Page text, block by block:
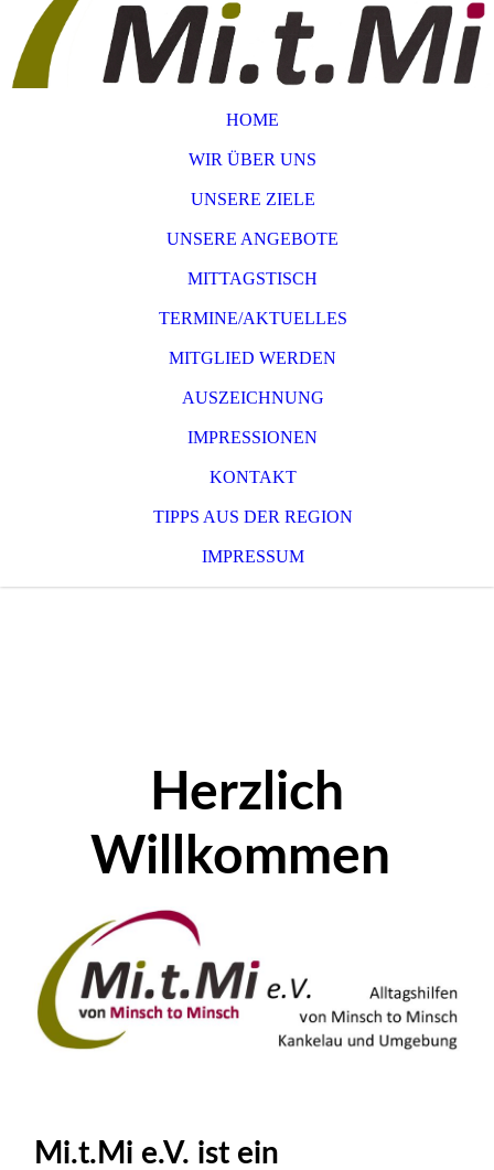
HOME
WIR ÜBER UNS
UNSERE ZIELE
UNSERE ANGEBOTE
MITTAGSTISCH
TERMINE/AKTUELLES
MITGLIED WERDEN
AUSZEICHNUNG
IMPRESSIONEN
KONTAKT
TIPPS AUS DER REGION
IMPRESSUM
Herzlich
Willkommen
Mi.t.Mi e.V. ist ein